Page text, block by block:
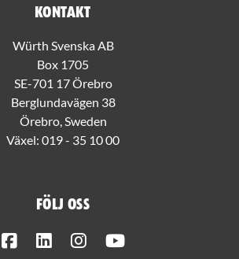
Kontakt
Würth Svenska AB
Box 1705
SE-701 17 Örebro
Berglundavägen 38
Örebro, Sweden
Växel: 019 - 35 10 00
Följ oss
FacebookLinkedInInstagram